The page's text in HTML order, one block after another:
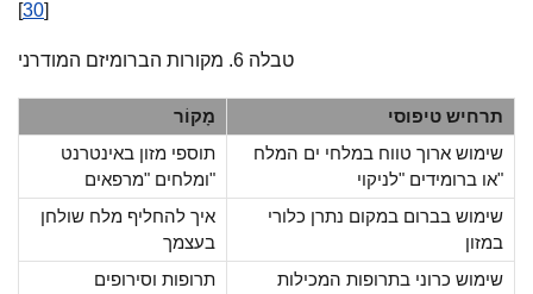
[
30
]
טבלה 6. מקורות הברומיזם המודרני
מָקוֹר
תרחיש טיפוסי
תוספי מזון באינטרנט
ומלחים "מרפאים"
שימוש ארוך טווח במלחי ים המלח
או ברומידים "לניקוי"
איך להחליף מלח שולחן
בעצמך
שימוש בברום במקום נתרן כלורי
במזון
תרופות וסירופים
שימוש כרוני בתרופות המכילות